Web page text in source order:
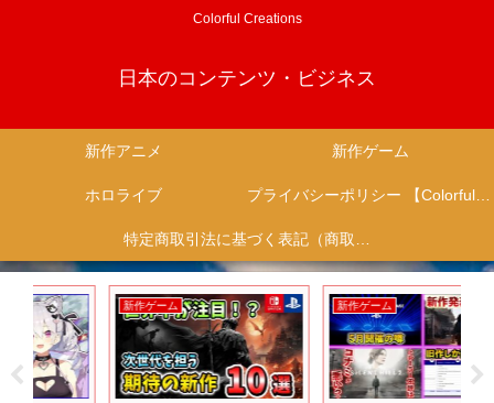
Colorful Creations
日本のコンテンツ・ビジネス
新作アニメ 新作ゲーム
ホロライブ プライバシーポリシー 【Colorful Creation】
特定商取引法に基づく表記（商取引に関する開示）
新作ゲーム 新作ゲーム